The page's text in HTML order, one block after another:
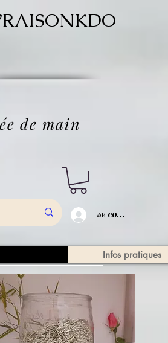
de main
se connecter
Infos pratiques